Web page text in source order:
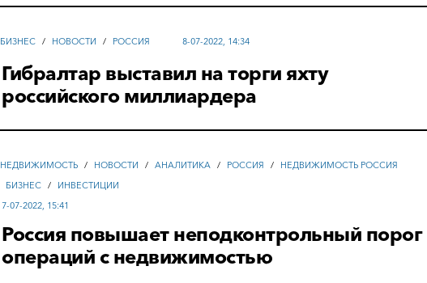
БИЗНЕС / НОВОСТИ / РОССИЯ 8-07-2022, 14:34
Гибралтар выставил на торги яхту
российского миллиардера
НЕДВИЖИМОСТЬ / НОВОСТИ / АНАЛИТИКА / РОССИЯ /
НЕДВИЖИМОСТЬ РОССИЯ
БИЗНЕС /
ИНВЕСТИЦИИ
7-07-2022, 15:41
Россия повышает неподконтрольный порог
операций с недвижимостью